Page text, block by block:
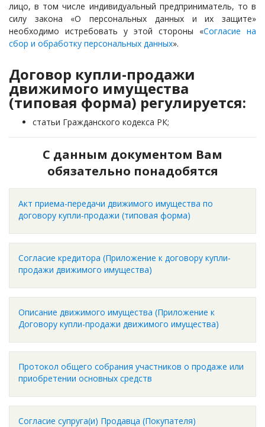
лицо, в том числе индивидуальный предприниматель, то в
силу закона «О персональных данных и их защите»
необходимо истребовать у этой стороны «Согласие на
сбор и обработку персональных данных».
Договор купли-продажи
движимого имущества
(типовая форма) регулируется:
статьи Гражданского кодекса РК;
С данным документом Вам
обязательно понадобятся
Акт приема-передачи движимого имущества по
договору купли-продажи (типовая форма)
Согласие кредитора (Приложение к договору купли-
продажи движимого имущества)
Описание движимого имущества (Приложение к
Договору купли-продажи движимого имущества)
Протокол общего собрания участников о продаже или
приобретении основных средств
Согласие супруга(и) Продавца (Покупателя)